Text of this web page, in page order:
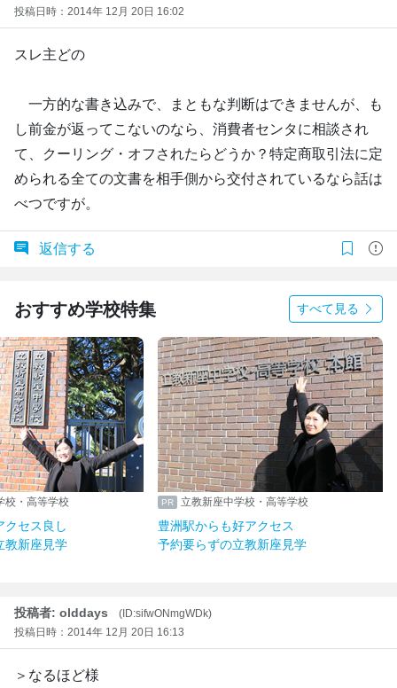
投稿日時：2014年 12月 20日 16:02
スレ主どの
一方的な書き込みで、まともな判断はできませんが、も
し前金が返ってこないのなら、消費者センタに相談され
て、クーリング・オフされたらどうか？特定商取引法に定
められる全ての文書を相手側から交付されているなら話は
べつですが。
返信する
おすすめ学校特集 すべて見る
校・高等学校
クセス良し
教新座見学
立教新座中学校・高等学校
豊洲駅からも好アクセス
予約要らずの立教新座見学
投稿者: olddays
(ID:sifwONmgWDk)
投稿日時：2014年 12月 20日 16:13
＞なるほど様